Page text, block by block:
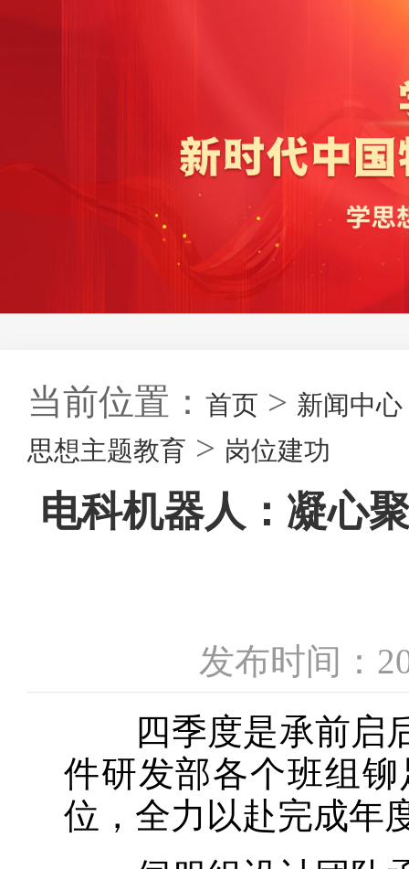
当前位置： 首页 > 新闻中心
思想主题教育 > 岗位建功
电科机器人：凝心
发布时间：
四季度是承前启后
件研发部各个班组
位，全力以赴完成年